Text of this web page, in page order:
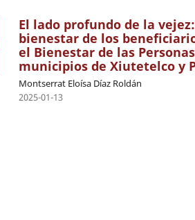
El lado profundo de la
bienestar de los
el Bienestar de las
municipios de Xiutetelco y
Montserrat Eloísa Díaz Roldán
2025-01-13